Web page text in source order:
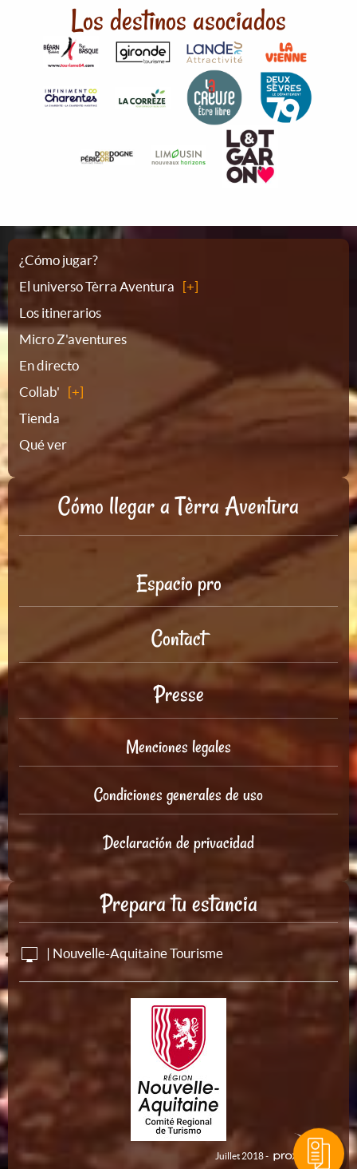
Los destinos asociados
Plano
del
sitio
¿Cómo jugar?
El universo Tèrra Aventura
Los itinerarios
Micro Z'aventures
En directo
Collab'
Tienda
Qué ver
Cómo llegar a Tèrra Aventura
Espacio pro
Contact
Presse
Menciones legales
Condiciones generales de uso
Declaración de privacidad
Prepara tu estancia
| Nouvelle-Aquitaine Tourisme
Juillet 2018 -